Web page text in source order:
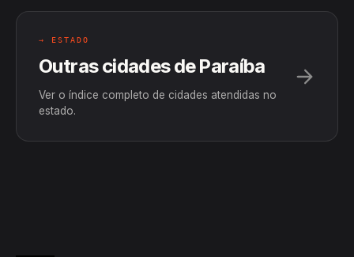
→ ESTADO
Outras cidades de Paraíba
Ver o índice completo de cidades atendidas no
estado.